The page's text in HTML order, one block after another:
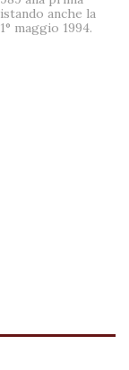
anche la
maggio 1994.